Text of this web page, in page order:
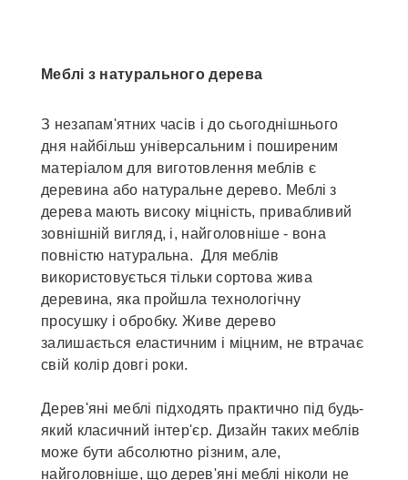
Меблі з натурального дерева
З незапам'ятних часів і до сьогоднішнього
дня найбільш універсальним і поширеним
матеріалом для виготовлення меблів є
деревина або натуральне дерево. Меблі з
дерева мають високу міцність, привабливий
зовнішній вигляд, і, найголовніше - вона
повністю натуральна. Для меблів
використовується тільки сортова жива
деревина, яка пройшла технологічну
просушку і обробку. Живе дерево
залишається еластичним і міцним, не втрачає
свій колір довгі роки.
Дерев'яні меблі підходять практично під будь-
який класичний інтер'єр. Дизайн таких меблів
може бути абсолютно різним, але,
найголовніше, що дерев'яні меблі ніколи не